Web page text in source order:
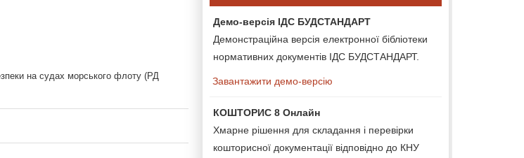
на судах морського флоту (РД
Демо-версія ІДС БУДСТАНДАРТ
Демонстраційна версія електронної бібліотеки
нормативних документів ІДС БУДСТАНДАРТ.
Завантажити демо-версію
КОШТОРИС 8 Онлайн
Хмарне рішення для складання і перевірки
кошторисної документації відповідно до КНУ